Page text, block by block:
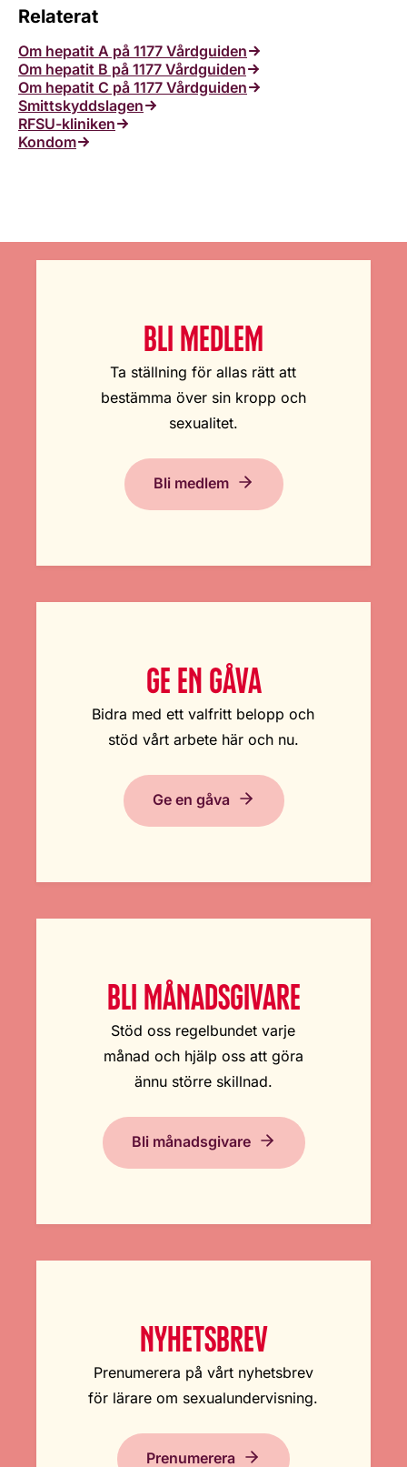
Relaterat
Om hepatit A på 1177 Vårdguiden
Om hepatit B på 1177 Vårdguiden
Om hepatit C på 1177 Vårdguiden
Smittskyddslagen
RFSU-kliniken
Kondom
BLI MEDLEM
Ta ställning för allas rätt att
bestämma över sin kropp och
sexualitet.
Bli medlem
GE EN GÅVA
Bidra med ett valfritt belopp och
stöd vårt arbete här och nu.
Ge en gåva
BLI MÅNADSGIVARE
Stöd oss regelbundet varje
månad och hjälp oss att göra
ännu större skillnad.
Bli månadsgivare
NYHETSBREV
Prenumerera på vårt nyhetsbrev
för lärare om sexualundervisning.
Prenumerera